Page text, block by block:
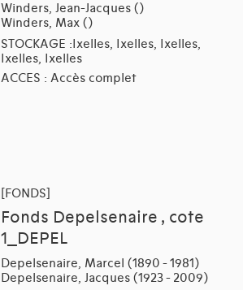
Winders, Jean-Jacques ()
Winders, Max ()
STOCKAGE :Ixelles, Ixelles, Ixelles,
Ixelles, Ixelles
ACCES : Accès complet
[FONDS]
Fonds Depelsenaire , cote
1_DEPEL
Depelsenaire, Marcel (1890 - 1981)
Depelsenaire, Jacques (1923 - 2009)